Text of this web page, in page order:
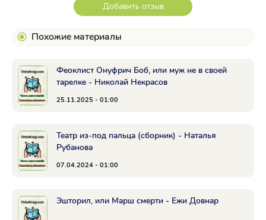
Добавить отзыв
Похожие материалы
Феоклист Онуфрич Боб, или муж не в своей
тарелке - Николай Некрасов
25.11.2025 - 01:00
Театр из-под пальца (сборник) - Наталья
Рубанова
07.04.2024 - 01:00
Эшторил, или Марш смерти - Ежи Довнар